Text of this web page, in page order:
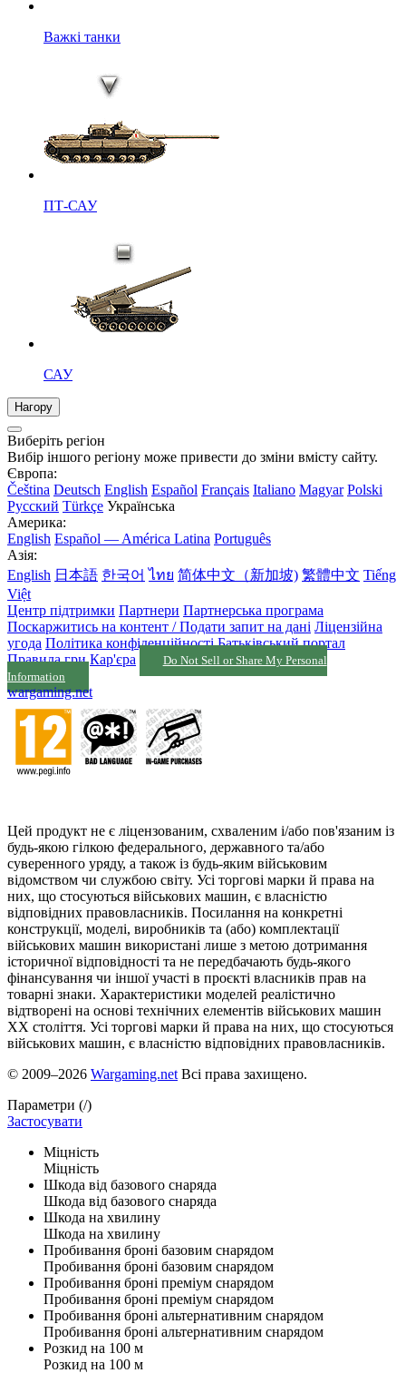
Важкі танки
ПТ-САУ
САУ
Нагору
Виберіть регіон
Вибір іншого регіону може привести до зміни вмісту сайту.
Європа:
Čeština Deutsch English Español Français Italiano Magyar Polski
Русский Türkçe Українська
Америка:
English Español — América Latina Português
Азія:
English 日本語 한국어 ไทย 简体中文（新加坡) 繁體中文 Tiếng
Việt
Центр підтримки Партнери Партнерська програма
Поскаржитись на контент / Подати запит на дані Ліцензійна
угода Політика конфіденційності Батьківський портал
Правила гри Кар'єра
Do Not Sell or Share My Personal
Information
wargaming.net
Цей продукт не є ліцензованим, схваленим і/або пов'язаним із
будь-якою гілкою федерального, державного та/або
суверенного уряду, а також із будь-яким військовим
відомством чи службою світу. Усі торгові марки й права на
них, що стосуються військових машин, є власністю
відповідних правовласників. Посилання на конкретні
конструкції, моделі, виробників та (або) комплектації
військових машин використані лише з метою дотримання
історичної відповідності та не передбачають будь-якого
фінансування чи іншої участі в проєкті власників прав на
товарні знаки. Характеристики моделей реалістично
відтворені на основі технічних елементів військових машин
ХХ століття. Усі торгові марки й права на них, що стосуються
військових машин, є власністю відповідних правовласників.
© 2009–2026 Wargaming.net Всі права захищено.
Параметри (/)
Застосувати
Міцність
Міцність
Шкода від базового снаряда
Шкода від базового снаряда
Шкода на хвилину
Шкода на хвилину
Пробивання броні базовим снарядом
Пробивання броні базовим снарядом
Пробивання броні преміум снарядом
Пробивання броні преміум снарядом
Пробивання броні альтернативним снарядом
Пробивання броні альтернативним снарядом
Розкид на 100 м
Розкид на 100 м